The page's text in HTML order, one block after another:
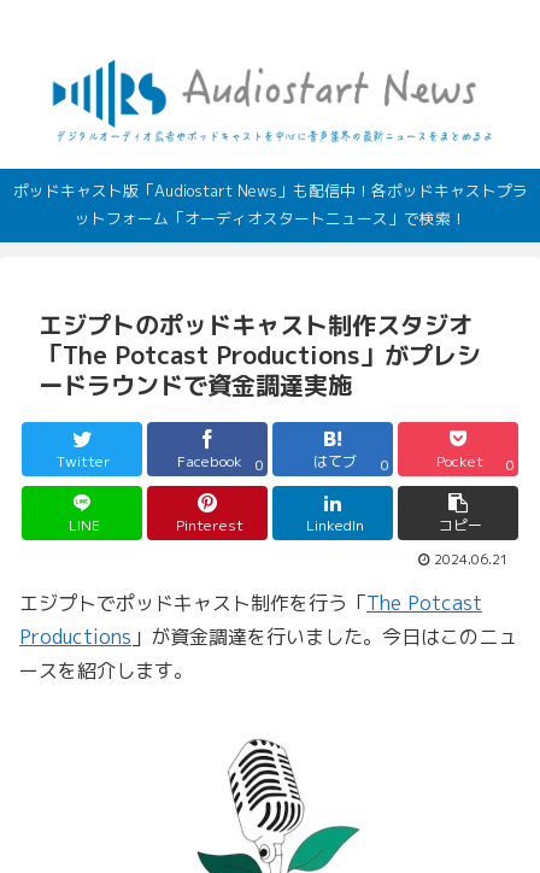
ポッドキャスト版「Audiostart News」も配信中！各ポッドキャストプラ
ットフォーム「オーディオスタートニュース」で検索！
エジプトのポッドキャスト制作スタジオ
「The Potcast Productions」がプレシ
ードラウンドで資金調達実施
Twitter Facebook 0 はてブ 0 Pocket 0
LINE Pinterest LinkedIn コピー
2024.06.21
エジプトでポッドキャスト制作を行う「The Potcast
Productions 」が資金調達を行いました。今日はこのニュ
ースを紹介します。